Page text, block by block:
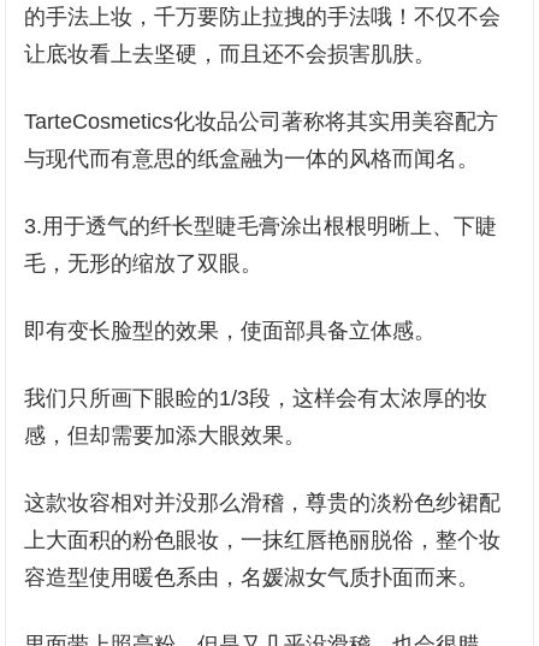
的手法上妆，千万要防止拉拽的手法哦！不仅不会
让底妆看上去坚硬，而且还不会损害肌肤。
TarteCosmetics化妆品公司著称将其实用美容配方
与现代而有意思的纸盒融为一体的风格而闻名。
3.用于透气的纤长型睫毛膏涂出根根明晰上、下睫
毛，无形的缩放了双眼。
即有变长脸型的效果，使面部具备立体感。
我们只所画下眼睑的1/3段，这样会有太浓厚的妆
感，但却需要加添大眼效果。
这款妆容相对并没那么滑稽，尊贵的淡粉色纱裙配
上大面积的粉色眼妆，一抹红唇艳丽脱俗，整个妆
容造型使用暖色系由，名媛淑女气质扑面而来。